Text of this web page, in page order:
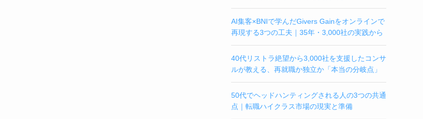
AI集客×BNIで学んだGivers Gainをオンラインで
再現する3つの工夫｜35年・3,000社の実践から
40代リストラ絶望から3,000社を支援したコンサ
ルが教える、再就職か独立か「本当の分岐点」
50代でヘッドハンティングされる人の3つの共通
点｜転職ハイクラス市場の現実と準備